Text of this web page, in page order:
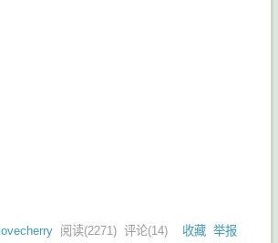
lovecherry 阅读(2271) 评论(14) 收藏 举报